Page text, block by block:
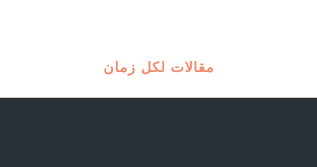
مقالات لكل زمان